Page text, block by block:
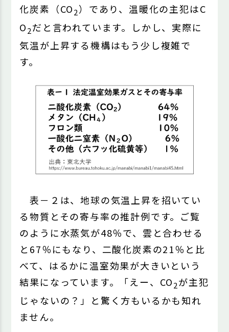
化炭素（CO2）であり、温暖化の主犯はC
O2だと言われています。しかし、実際に
気温が上昇する機構はもう少し複雑で
す。
表－２は、地球の気温上昇を招いてい
る物質とその寄与率の推計例です。ご覧
のように水蒸気が48％で、雲と合わせる
と67％にもなり、二酸化炭素の21％と比
べて、はるかに温室効果が大きいという
結果になっています。「えー、CO2が主犯
じゃないの？」と驚く方もいるかも知れ
ません。